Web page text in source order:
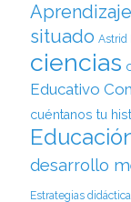
situado Astrid
ciencias
Educativo
cuéntanos tu
desarrollo
Estrategias